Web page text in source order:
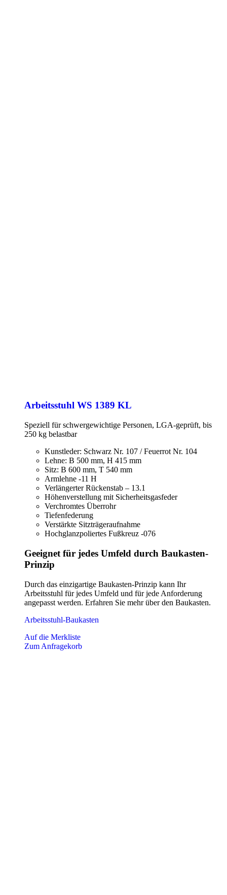
Arbeitsstuhl WS 1389 KL
Speziell für schwergewichtige Personen, LGA-geprüft, bis
250 kg belastbar
Kunstleder: Schwarz Nr. 107 / Feuerrot Nr. 104
Lehne: B 500 mm, H 415 mm
Sitz: B 600 mm, T 540 mm
Armlehne -11 H
Verlängerter Rückenstab – 13.1
Höhenverstellung mit Sicherheitsgasfeder
Verchromtes Überrohr
Tiefenfederung
Verstärkte Sitzträgeraufnahme
Hochglanzpoliertes Fußkreuz -076
Geeignet für jedes Umfeld durch Baukasten-
Prinzip
Durch das einzigartige Baukasten-Prinzip kann Ihr
Arbeitsstuhl für jedes Umfeld und für jede Anforderung
angepasst werden. Erfahren Sie mehr über den Baukasten.
Arbeitsstuhl-Baukasten
Auf die Merkliste
Zum Anfragekorb